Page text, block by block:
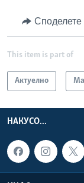
Споделете
This item is part of
Актуелно
НАКУСО...